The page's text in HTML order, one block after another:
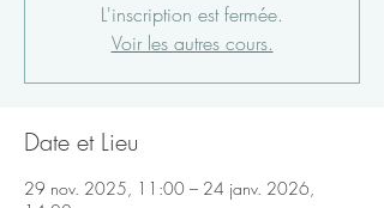
L'inscription est fermée.
Voir les autres cours.
Date et Lieu
29 nov. 2025, 11:00 – 24 janv. 2026,